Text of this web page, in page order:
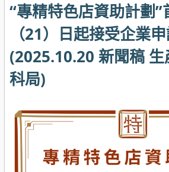
“專精特色店資助計劃”
（21）日起接受企業
(2025.10.20 新聞稿
科局)